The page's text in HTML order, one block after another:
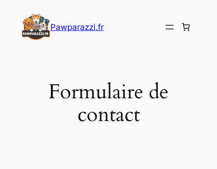
Pawparazzi.fr
Formulaire de
contact